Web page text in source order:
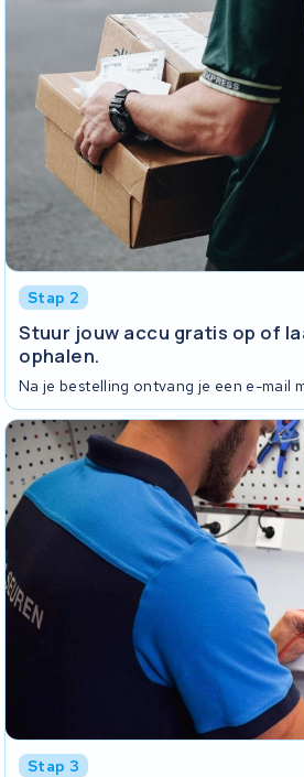
Stap 2
Stuur jouw accu gratis op of
ophalen.
Na je bestelling ontvang je een e-mail
Stap 3